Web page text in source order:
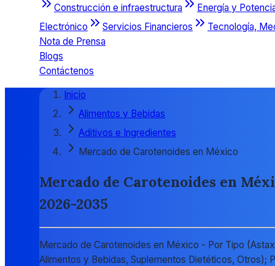
Construcción e infraestructura
Energía y
Electrónico
Servicios Financieros Tecnología,
Nota de Prensa
Blogs
Contáctenos
Inicio
Alimentos y Bebidas
Aditivos e Ingredientes
Mercado de Carotenoides en México
Mercado de Carotenoides en
2026-2035
Mercado de Carotenoides en México - Por Tipo
Alimentos y Bebidas, Suplementos Dietéticos, Otros);